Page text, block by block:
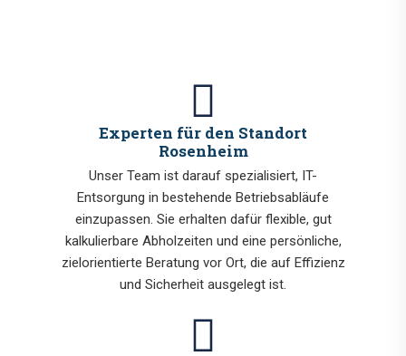
Experten für den Standort
Rosenheim
Unser Team ist darauf spezialisiert, IT-
Entsorgung in bestehende Betriebsabläufe
einzupassen. Sie erhalten dafür flexible, gut
kalkulierbare Abholzeiten und eine persönliche,
zielorientierte Beratung vor Ort, die auf Effizienz
und Sicherheit ausgelegt ist.